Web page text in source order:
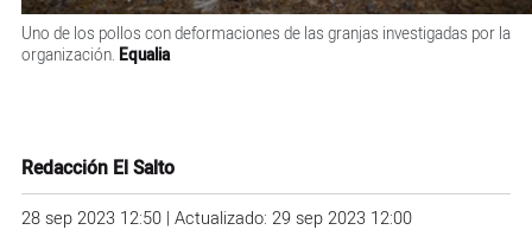
Uno de los pollos con deformaciones de las granjas investigadas por la
organización. Equalia
Redacción El Salto
28 sep 2023 12:50 | Actualizado: 29 sep 2023 12:00